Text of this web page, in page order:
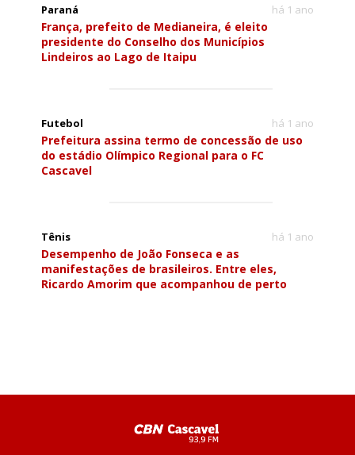
Paraná há 1 ano
França, prefeito de Medianeira, é eleito
presidente do Conselho dos Municípios
Lindeiros ao Lago de Itaipu
Futebol há 1 ano
Prefeitura assina termo de concessão de uso
do estádio Olímpico Regional para o FC
Cascavel
Tênis há 1 ano
Desempenho de João Fonseca e as
manifestações de brasileiros. Entre eles,
Ricardo Amorim que acompanhou de perto